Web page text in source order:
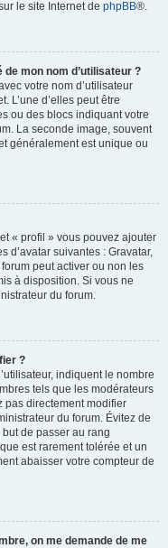
le site Internet de phpBB®.
mon nom d’utilisateur ?
votre nom d’utilisateur
L’une d’elles peut être
ou des blocs indiquant votre
La seconde image, souvent
généralement est unique ou
« profil » vous pouvez ajouter
d’avatar suivantes : Gravatar,
peut activer ou non les
à disposition. Si vous ne
du forum.
?
indiquent le nombre
tels que les modérateurs
pas directement modifier
du forum. Évitez de
de passer au rang
est rarement tolérée et un
abaisser votre compteur de
on me demande de me